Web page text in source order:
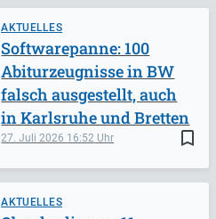
AKTUELLES
bookmark_border
27. Juli 2026 16:52
Softwarepanne: 100
Abiturzeugnisse in BW
falsch ausgestellt, auch
in Karlsruhe und Bretten
AKTUELLES